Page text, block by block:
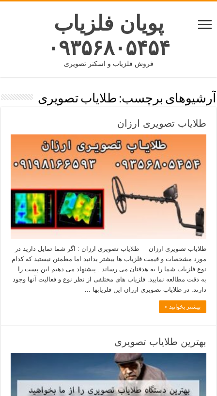
پویان فلزیاب
۰۹۳۵۶۸۰۵۴۵۴
فروش فلزیاب و اسکنر تصویری
آرشیوهای برچسب: طلایاب تصویری
طلایاب تصویری ارزان
طلایاب تصویری ارزان طلایاب تصویری ارزان : اگر شما تمایل دارید در
مورد مشخصات و قیمت فلزیاب ها بیشتر بدانید اما مطمئن نیستید که کدام
نوع فلزیاب شما را به هدفتان می رساند . پیشنهاد می دهیم این پست را
به دقت مطالعه نمایید. فلزیاب های مختلفی از نظر نوع و فعالیت آنها وجود
دارند. در طلایاب تصویری ارزان این فلزیابها …
بیشتر بخوانید »
بهترین طلایاب تصویری